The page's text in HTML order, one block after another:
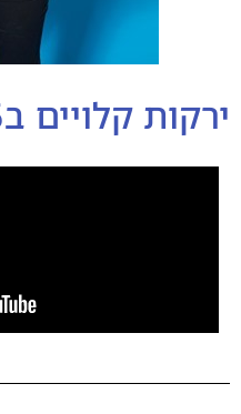
ירקות קלויים ב5 דקות!